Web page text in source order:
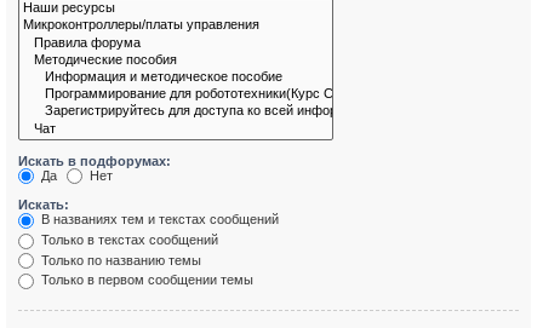
Искать в подфорумах:
Да
Нет
Искать:
В названиях тем и текстах сообщений
Только в текстах сообщений
Только по названию темы
Только в первом сообщении темы